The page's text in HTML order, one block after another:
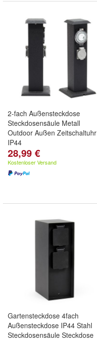
2-fach Außensteckdose
Steckdosensäule Metall
Outdoor Außen Zeitschaltuhr
IP44
28,99 €
Kostenloser Versand
Gartensteckdose 4fach
Außensteckdose IP44 Stahl
Steckdosensäule Steckdose